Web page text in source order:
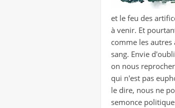
et le feu des
à venir. Et
comme les
sang. Envie
on nous
qui n'est pas
le dire, nous ne
semonce